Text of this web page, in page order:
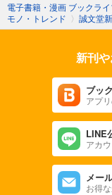
子供の
734円 (税
あらす
734円 (税
電子書籍・漫画 ブックラ
モノ・トレンド 〉 誠文堂
新刊
ブッ
アプ
LINE
アカ
メー
お得